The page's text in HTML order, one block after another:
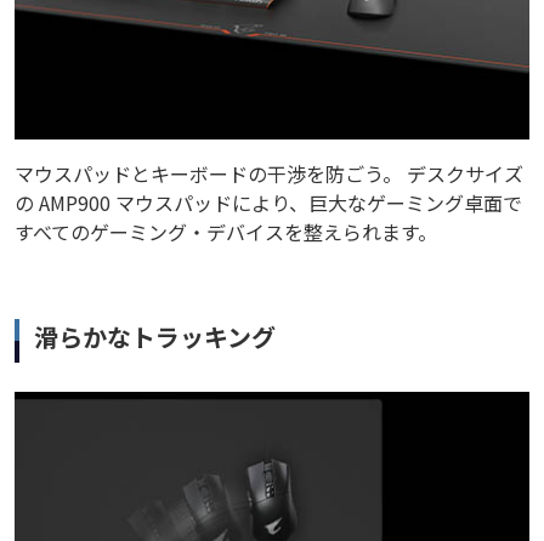
マウスパッドとキーボードの干渉を防ごう。 デスクサイズ
の AMP900 マウスパッドにより、巨大なゲーミング卓面で
すべてのゲーミング・デバイスを整えられます。
滑らかなトラッキング